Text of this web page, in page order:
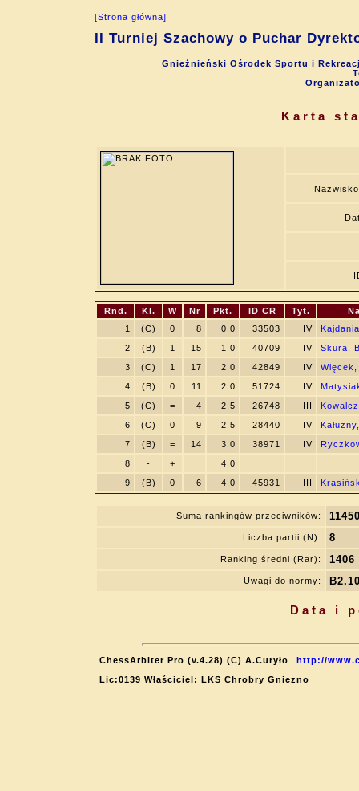
[Strona główna]
II Turniej Szachowy o Puchar
Gnieźnieński Ośrodek Sportu i
Karta
Rnd. Kl. W Nr Pkt. ID CR Tyt.
1
(C) 0 8 0.0 33503 IV
2
(B) 1 15 1.0 40709 IV
Skura,
3
(C) 1 17 2.0 42849 IV
4
(B) 0 11 2.0 51724 IV
5
(C) = 4 2.5 26748 III
6
(C) 0 9 2.5 28440 IV
7
(B) = 14 3.0 38971 IV
8
- +
4.0
9
(B) 0 6 4.0 45931 III
Suma rankingów przeciwników:
Liczba partii (N): 8
Ranking średni (Rar): 1406
Uwagi do normy:
Data i
ChessArbiter Pro (v.4.28) (C) A.Curyło
http://
Lic:0139 Właściciel: LKS Chrobry Gniezno